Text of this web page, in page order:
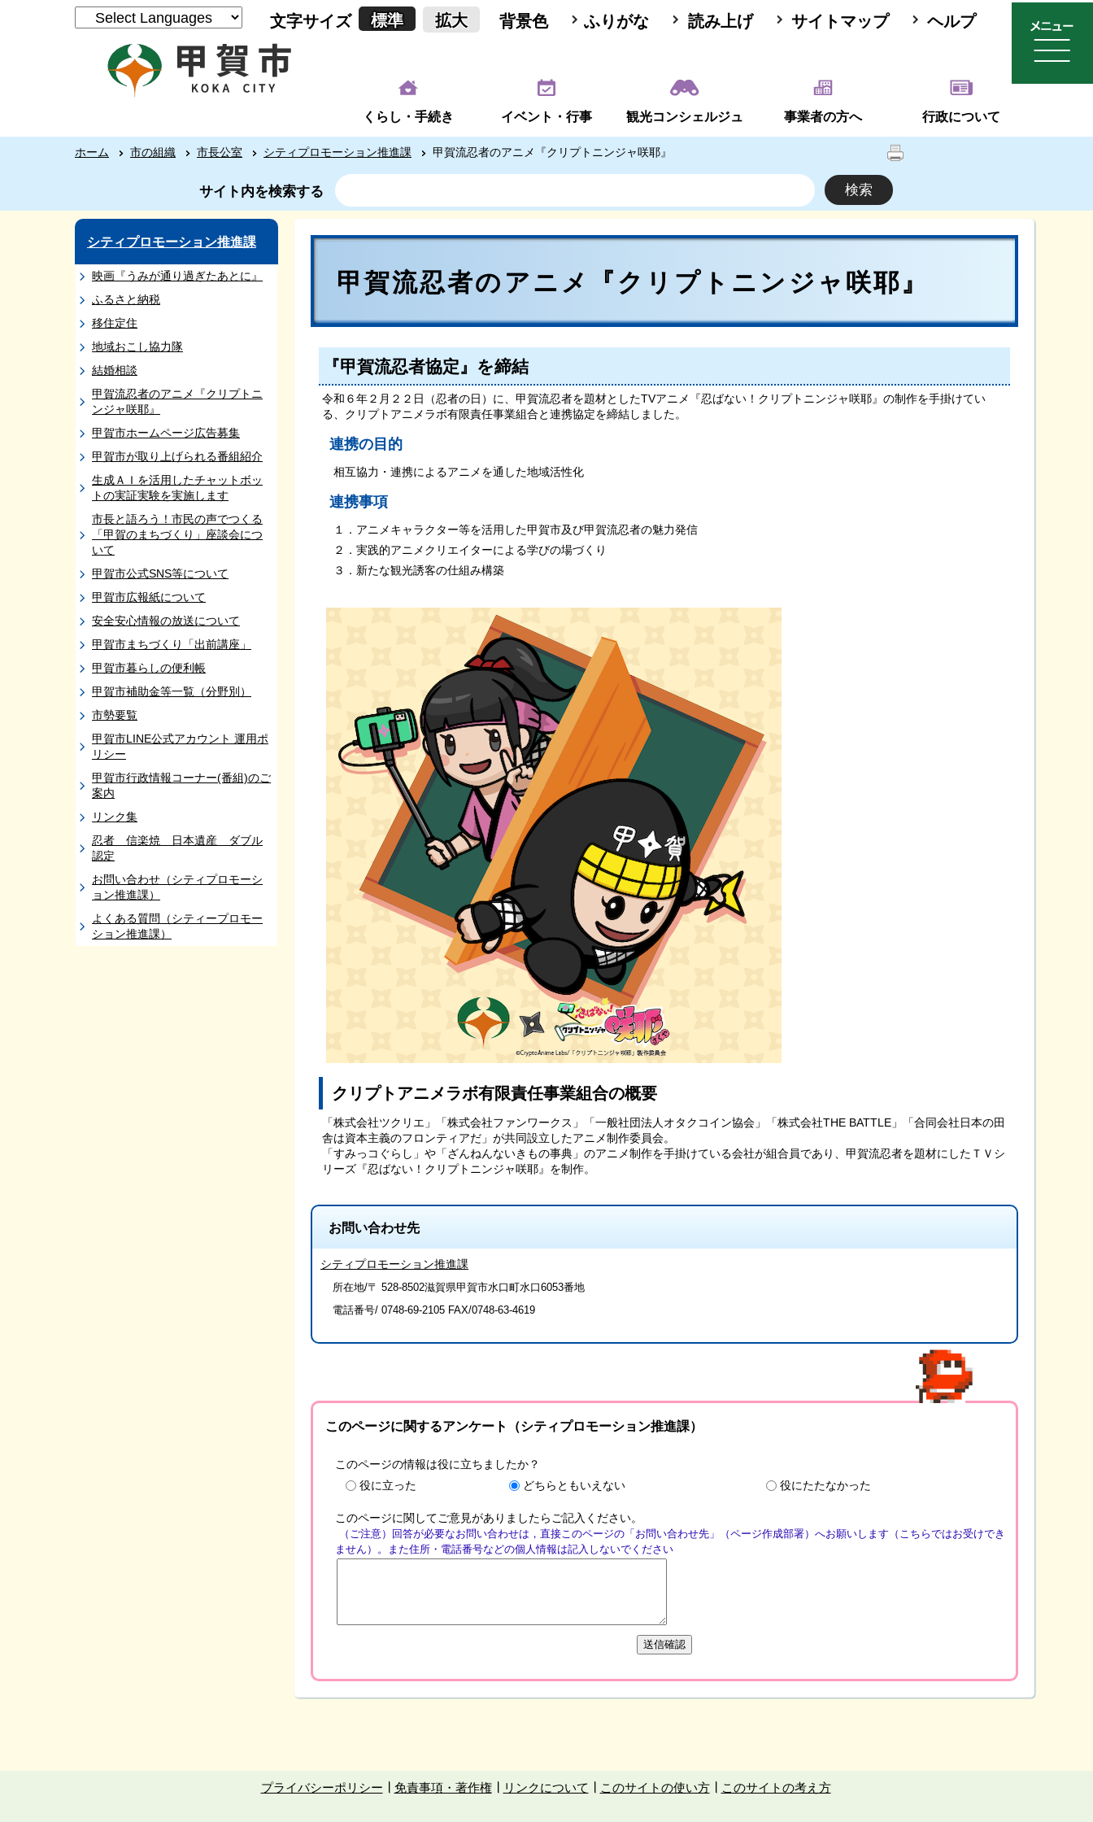
文字サイズ 標準 拡大 背景色 ふりがな 読み上げ サイトマップ ヘルプ
くらし・手続き イベント・行事 観光コンシェルジュ 事業者の方へ 行政について
ホーム 市の組織 市長公室 シティプロモーション推進課 甲賀流忍者のアニメ『クリプトニンジャ咲耶』
サイト内を検索する
シティプロモーション推進課
映画『うみが通り過ぎたあとに』
ふるさと納税
移住定住
地域おこし協力隊
結婚相談
甲賀流忍者のアニメ『クリプトニ
ンジャ咲耶』
甲賀市ホームページ広告募集
甲賀市が取り上げられる番組紹介
生成ＡＩを活用したチャットボッ
トの実証実験を実施します
市長と語ろう！市民の声でつくる
「甲賀のまちづくり」座談会につ
いて
甲賀市公式SNS等について
甲賀市広報紙について
安全安心情報の放送について
甲賀市まちづくり「出前講座」
甲賀市暮らしの便利帳
甲賀市補助金等一覧（分野別）
市勢要覧
甲賀市LINE公式アカウント 運用ポ
リシー
甲賀市行政情報コーナー(番組)のご
案内
リンク集
忍者 信楽焼 日本遺産 ダブル
認定
お問い合わせ（シティプロモーシ
ョン推進課）
よくある質問（シティープロモー
ション推進課）
甲賀流忍者のアニメ『クリプトニンジャ咲耶』
『甲賀流忍者協定』を締結
令和６年２月２２日（忍者の日）に、甲賀流忍者を題材としたTVアニメ『忍ばない！クリプトニンジャ咲耶』の制作を手掛けてい
る、クリプトアニメラボ有限責任事業組合と連携協定を締結しました。
連携の目的
相互協力・連携によるアニメを通した地域活性化
連携事項
１．アニメキャラクター等を活用した甲賀市及び甲賀流忍者の魅力発信
２．実践的アニメクリエイターによる学びの場づくり
３．新たな観光誘客の仕組み構築
クリプトアニメラボ有限責任事業組合の概要
「株式会社ツクリエ」「株式会社ファンワークス」「一般社団法人オタクコイン協会」「株式会社THE BATTLE」「合同会社日本の田
舎は資本主義のフロンティアだ」が共同設立したアニメ制作委員会。
「すみっコぐらし」や「ざんねんないきもの事典」のアニメ制作を手掛けている会社が組合員であり、甲賀流忍者を題材にしたＴＶシ
リーズ『忍ばない！クリプトニンジャ咲耶』を制作。
お問い合わせ先
シティプロモーション推進課
所在地/〒 528-8502滋賀県甲賀市水口町水口6053番地
電話番号/ 0748-69-2105 FAX/0748-63-4619
このページに関するアンケート（シティプロモーション推進課）
このページの情報は役に立ちましたか？
役に立った
どちらともいえない 役にたたなかった
このページに関してご意見がありましたらご記入ください。
（ご注意）回答が必要なお問い合わせは，直接このページの「お問い合わせ先」（ページ作成部署）へお願いします（こちらではお受けでき
ません）。また住所・電話番号などの個人情報は記入しないでください
プライバシーポリシー 免責事項・著作権 リンクについて このサイトの使い方 このサイトの考え方